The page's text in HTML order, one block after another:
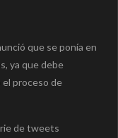
que se ponía en
ya que debe
el proceso de
de tweets